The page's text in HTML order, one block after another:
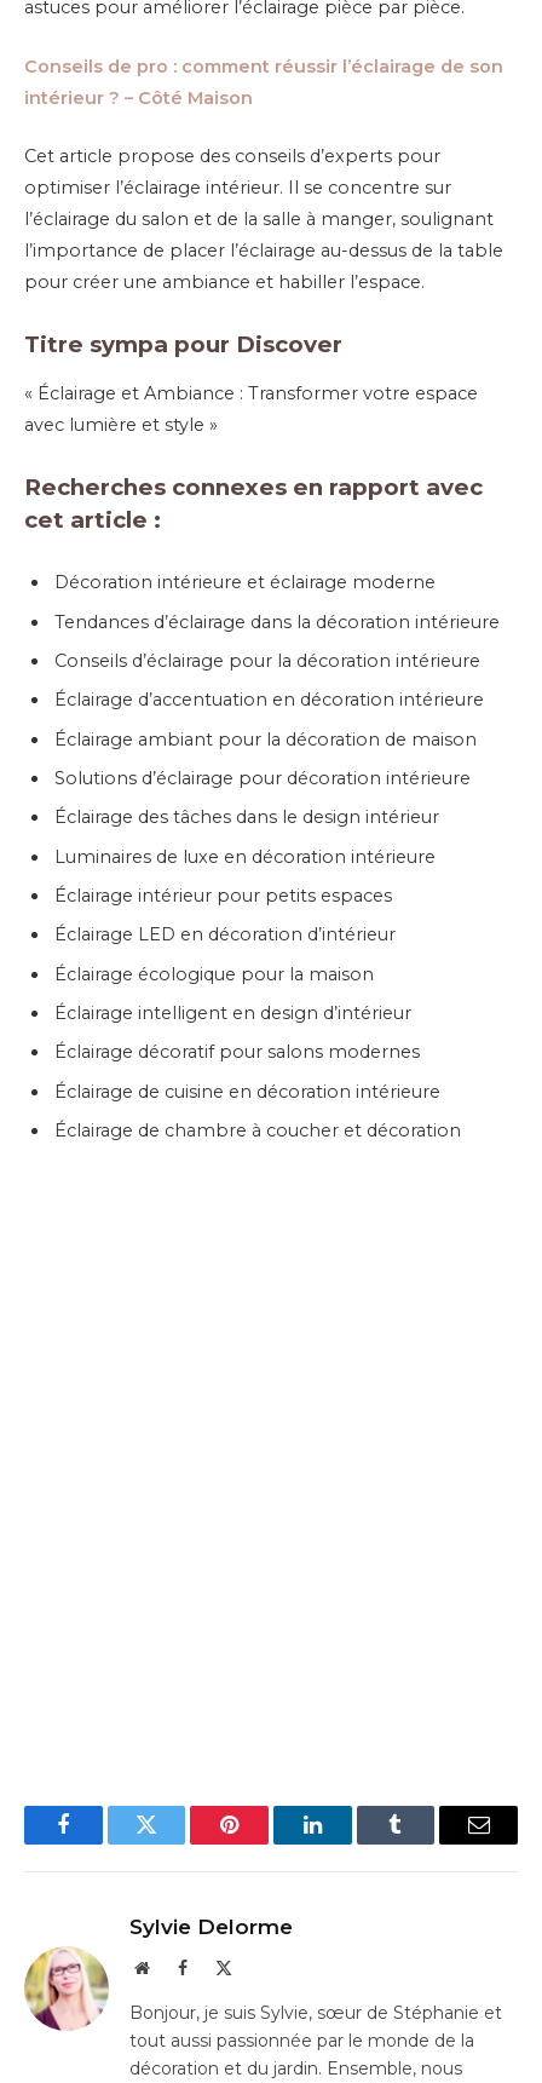
astuces pour améliorer l’éclairage pièce par pièce.
Conseils de pro : comment réussir l’éclairage de son
intérieur ? – Côté Maison
Cet article propose des conseils d’experts pour
optimiser l’éclairage intérieur. Il se concentre sur
l’éclairage du salon et de la salle à manger, soulignant
l’importance de placer l’éclairage au-dessus de la table
pour créer une ambiance et habiller l’espace.
Titre sympa pour Discover
« Éclairage et Ambiance : Transformer votre espace
avec lumière et style »
Recherches connexes en rapport avec
cet article :
Décoration intérieure et éclairage moderne
Tendances d’éclairage dans la décoration intérieure
Conseils d’éclairage pour la décoration intérieure
Éclairage d’accentuation en décoration intérieure
Éclairage ambiant pour la décoration de maison
Solutions d’éclairage pour décoration intérieure
Éclairage des tâches dans le design intérieur
Luminaires de luxe en décoration intérieure
Éclairage intérieur pour petits espaces
Éclairage LED en décoration d’intérieur
Éclairage écologique pour la maison
Éclairage intelligent en design d’intérieur
Éclairage décoratif pour salons modernes
Éclairage de cuisine en décoration intérieure
Éclairage de chambre à coucher et décoration
FacebookTwitter Pinterest LinkedInTumblr Email
Sylvie Delorme
WebsiteFacebook
Bonjour, je suis Sylvie, sœur de Stéphanie et
tout aussi passionnée par le monde de la
décoration et du jardin. Ensemble, nous